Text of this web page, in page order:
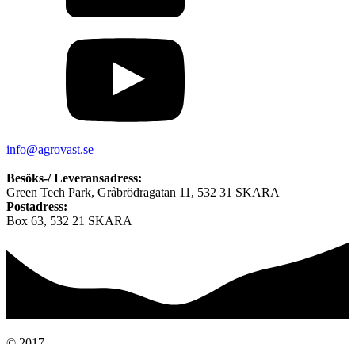
info@agrovast.se
Besöks-/ Leveransadress:
Green Tech Park, Gråbrödragatan 11, 532 31 SKARA
Postadress:
Box 63, 532 21 SKARA